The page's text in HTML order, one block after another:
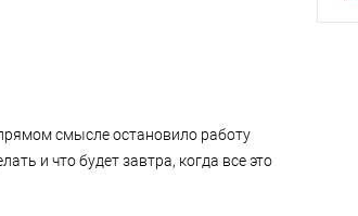
смысле остановило работу
и что будет завтра, когда все это